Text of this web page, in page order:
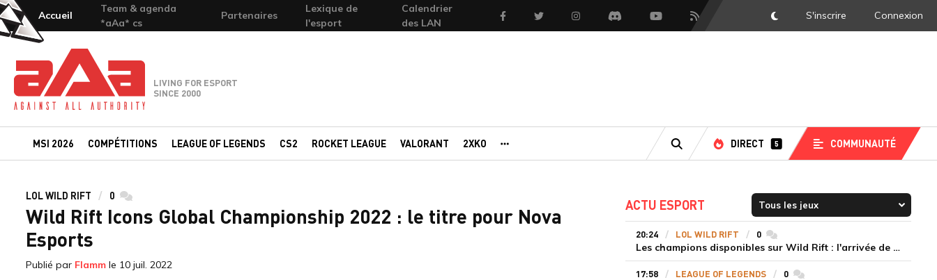
Accueil
Team & agenda
*aAa* cs
Partenaires
Lexique de
l'esport
Calendrier
des LAN
FacebookTwitter InstagramDiscord YoutubeFlux RSS DarkMode
S'inscrire Connexion
Team-aAa - against All authority
LIVING FOR ESPORT
SINCE 2000
MSI 2026 COMPÉTITIONS LEAGUE OF LEGENDS CS2 ROCKET LEAGUE VALORANT 2XKO
RECHERCHE
DIRECT 5 COMMUNAUTÉ
LOL WILD RIFT 0 commentaires
Wild Rift Icons Global Championship 2022 : le titre pour Nova
Esports
Publié par Flamm le 10 juil. 2022
ACTU ESPORT
20:24 LOL WILD RIFT 0commentaires
Les champions disponibles sur Wild Rift : l'arrivée de Cho'Gath
17:58 LEAGUE OF LEGENDS 0commentaires